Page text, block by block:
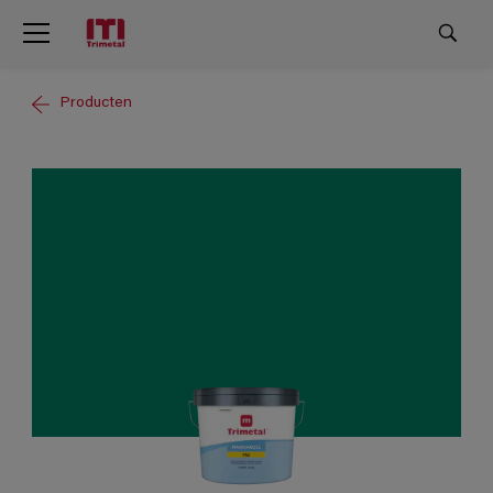
Producten